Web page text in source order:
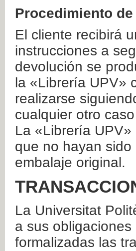
Procedimiento
El cliente recibirá
instrucciones a
devolución se
la «Librería UPV»
realizarse
cualquier otro
La «Librería
que no hayan
embalaje original.
La Universitat
a sus
formalizadas las